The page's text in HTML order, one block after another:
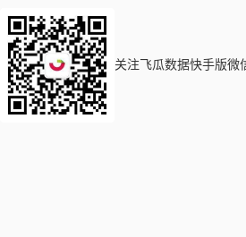
关注飞瓜数据快手版微